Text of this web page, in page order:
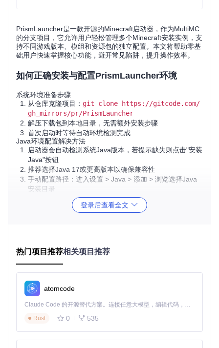
PrismLauncher是一款开源的Minecraft启动器，作为MultiMC
的分支项目，它允许用户轻松管理多个Minecraft安装实例，支
持不同游戏版本、模组和资源包的独立配置。本文将帮助零基
础用户快速掌握核心功能，避开常见陷阱，提升操作效率。
如何正确安装与配置PrismLauncher环境
系统环境准备步骤
从仓库克隆项目： git clone https://gitcode.com/
gh_mirrors/pr/PrismLauncher
解压下载包到本地目录，无需额外安装步骤
首次启动时等待自动环境检测完成
Java环境配置解决方法
启动器会自动检测系统Java版本，若提示缺失则点击"安装
Java"按钮
推荐选择Java 17或更高版本以确保兼容性
手动配置路径：进入设置 > Java > 添加 > 浏览选择Java
安装目录
：安装32位Java在64位系统上，导致内存分配受
⚙️核心功能实现：Java环境管理模块位于
目录，包含完整的版本检测和自动安装逻辑。
多实例创建与配置步骤
点击主界面"添加实例"按钮，选择创建方式：
官方版本：直接选择Minecraft版本号
登录后查看全文
热门项目推荐相关项目推荐
atomcode
Claude Code 的开源替代方案。连接任意大模型，编辑代码，运行命令，自动验证 — 全自动执行。用 Rust 构建，极致性能。 ｜ An open-source alternative to Claude Code. Connect any LLM, edit code, run commands, and verify changes — autonomously. Built in Rust for speed. Get Started
Rust
0 535